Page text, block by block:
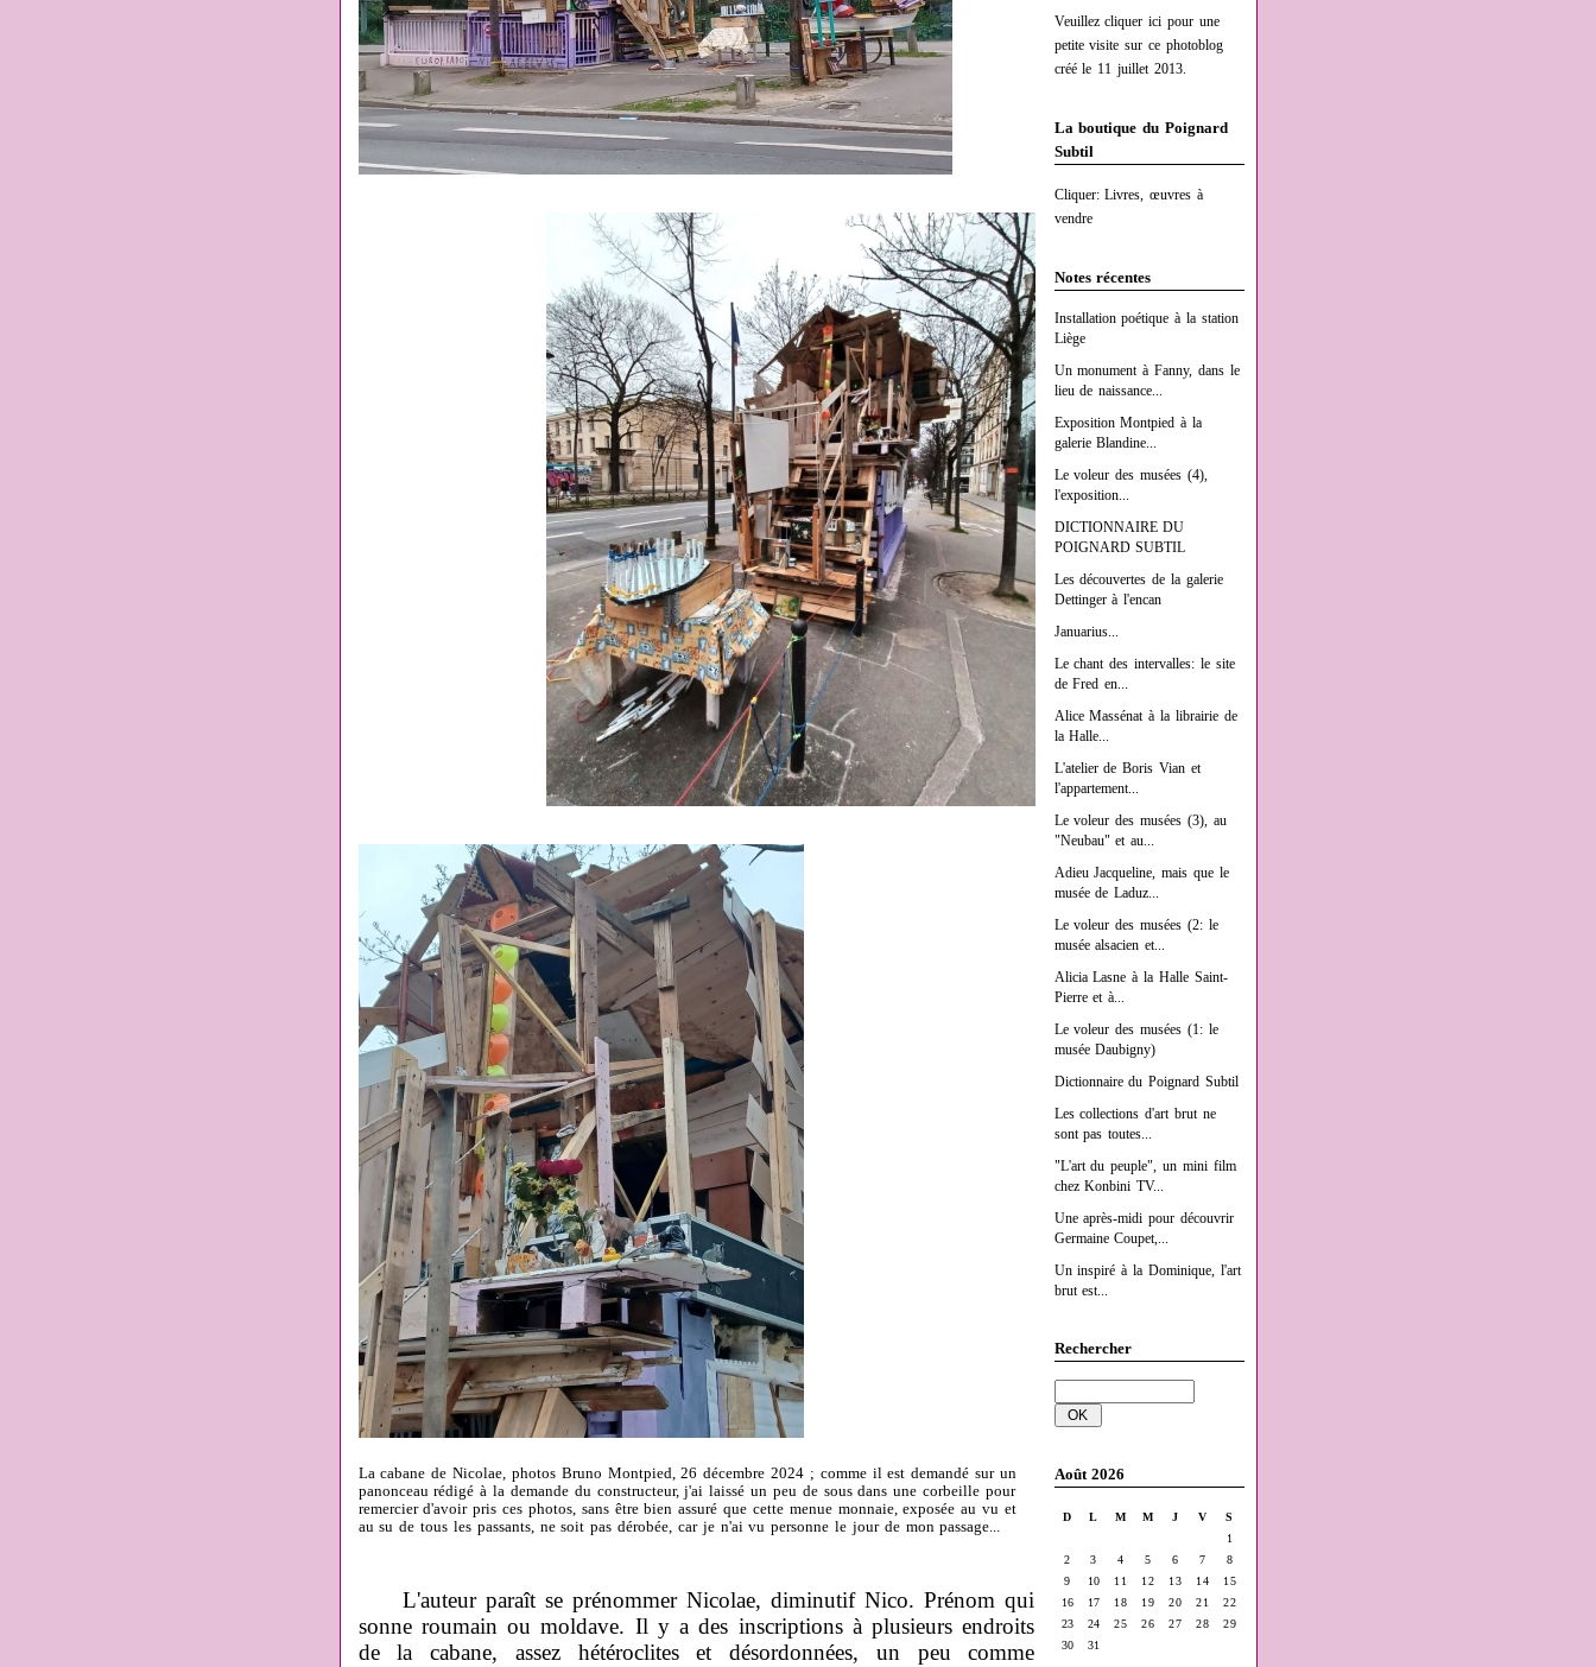
Veuillez cliquer ici pour une
petite visite sur ce photoblog
créé le 11 juillet 2013.
La boutique du Poignard
Subtil
Cliquer: Livres, œuvres à
vendre
Notes récentes
Installation poétique à la station
Liège
Un monument à Fanny, dans le
lieu de naissance...
Exposition Montpied à la
galerie Blandine...
Le voleur des musées (4),
l'exposition...
DICTIONNAIRE DU
POIGNARD SUBTIL
Les découvertes de la galerie
Dettinger à l'encan
Januarius...
Le chant des intervalles: le site
de Fred en...
Alice Massénat à la librairie de
la Halle...
L'atelier de Boris Vian et
l'appartement...
Le voleur des musées (3), au
"Neubau" et au...
Adieu Jacqueline, mais que le
musée de Laduz...
Le voleur des musées (2: le
musée alsacien et...
Alicia Lasne à la Halle Saint-
Pierre et à...
Le voleur des musées (1: le
musée Daubigny)
Dictionnaire du Poignard Subtil
Les collections d'art brut ne
sont pas toutes...
"L'art du peuple", un mini film
chez Konbini TV...
Une après-midi pour découvrir
Germaine Coupet,...
Un inspiré à la Dominique, l'art
brut est...
Rechercher
Août 2026
D L M M J V
S
1
2
3 4 5 6 7
8
9
10 11 12 13 14
15
16
17 18 19 20 21
22
23
24 25 26 27 28
29
30
31
La cabane de Nicolae, photos Bruno Montpied, 26 décembre 2024 ; comme il est demandé sur un
panonceau rédigé à la demande du constructeur, j'ai laissé un peu de sous dans une corbeille pour
remercier d'avoir pris ces photos, sans être bien assuré que cette menue monnaie, exposée au vu et
au su de tous les passants, ne soit pas dérobée, car je n'ai vu personne le jour de mon passage...
L'auteur paraît se prénommer Nicolae, diminutif Nico. Prénom qui
sonne roumain ou moldave. Il y a des inscriptions à plusieurs endroits
de la cabane, assez hétéroclites et désordonnées, un peu comme